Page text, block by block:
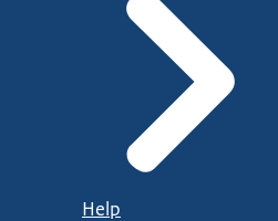
Help